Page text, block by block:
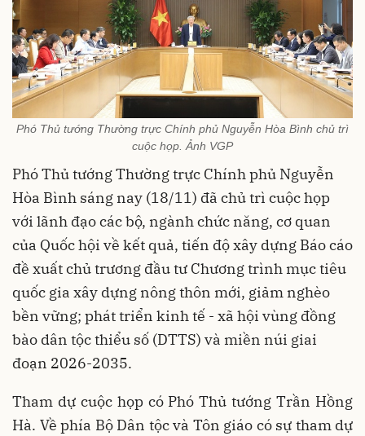
Phó Thủ tướng Thường trực Chính phủ Nguyễn Hòa Bình chủ trì
cuộc họp. Ảnh VGP
Phó Thủ tướng Thường trực Chính phủ Nguyễn
Hòa Bình sáng nay (18/11) đã chủ trì cuộc họp
với lãnh đạo các bộ, ngành chức năng, cơ quan
của Quốc hội về kết quả, tiến độ xây dựng Báo cáo
đề xuất chủ trương đầu tư Chương trình mục tiêu
quốc gia xây dựng nông thôn mới, giảm nghèo
bền vững; phát triển kinh tế - xã hội vùng đồng
bào dân tộc thiểu số (DTTS) và miền núi giai
đoạn 2026-2035.
Tham dự cuộc họp có Phó Thủ tướng Trần Hồng
Hà. Về phía Bộ Dân tộc và Tôn giáo có sự tham dự